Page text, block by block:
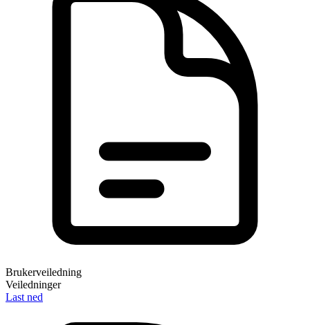
Brukerveiledning
Veiledninger
Last ned